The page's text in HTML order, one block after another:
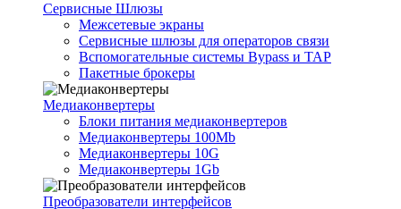
Сервисные Шлюзы
Межсетевые экраны
Сервисные шлюзы для операторов связи
Вспомогательные системы Bypass и TAP
Пакетные брокеры
Медиаконвертеры
Блоки питания медиаконвертеров
Медиаконвертеры 100Mb
Медиаконвертеры 10G
Медиаконвертеры 1Gb
Преобразователи интерфейсов